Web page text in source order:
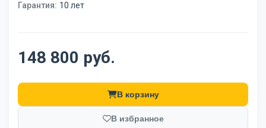
Гарантия: 10 лет
148 800 руб.
В корзину
В избранное